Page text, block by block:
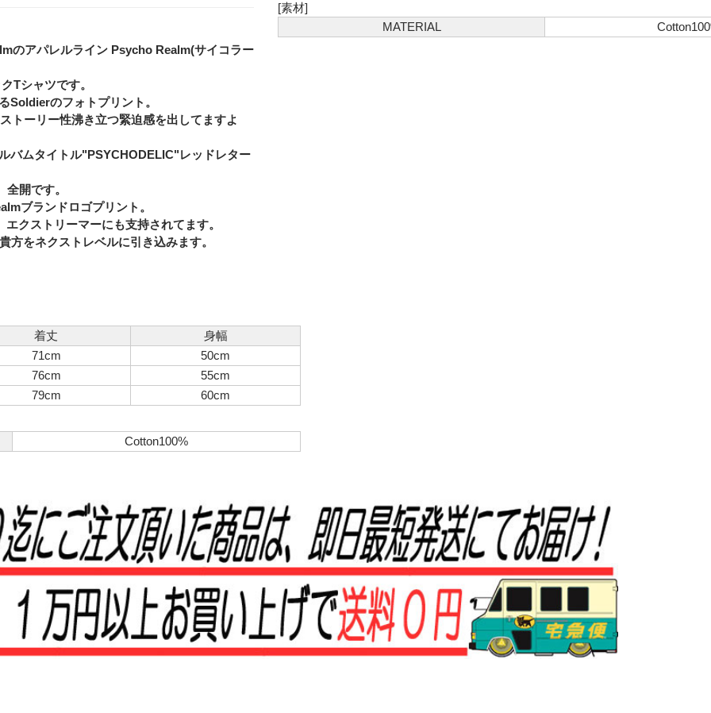
のアパレルライン Psycho Realm(サイコラー
Tシャツです。
Soldierのフォトプリント。
トーリー性沸き立つ緊迫感を出してますよ
バムタイトル"PSYCHODELIC"レッドレター
開です。
ブランドロゴプリント。
クストリーマーにも支持されてます。
をネクストレベルに引き込みます。
着丈
身幅
71cm
50cm
76cm
55cm
79cm
60cm
Cotton100%
必須
[素材]
MATERIAL